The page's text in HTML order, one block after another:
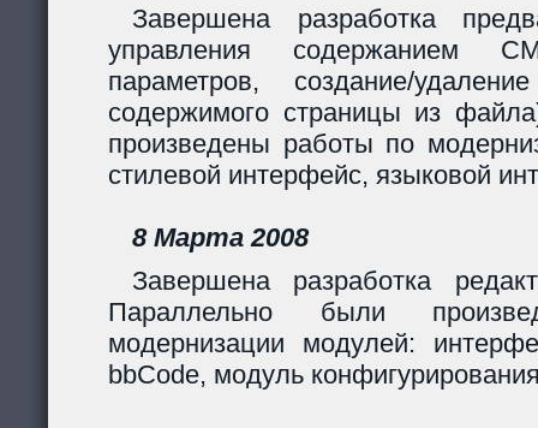
Завершена разработка
управления содержанием
параметров, создание/
содержимого страницы из
произведены работы по
стилевой интерфейс, языковой
8 Марта 2008
Завершена разработка
Параллельно были
модернизации модулей:
bbCode, модуль